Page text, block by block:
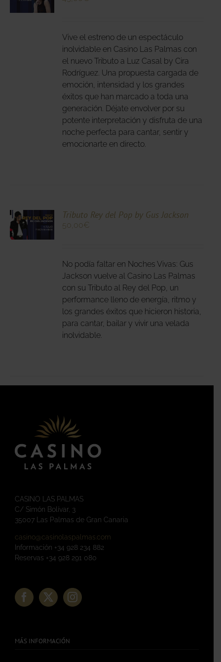
Vive el estreno de un espectáculo
inolvidable en Casino Las Palmas con
el nuevo Tributo a Luz Casal by Cira
Rodríguez. Una propuesta cargada de
emoción, intensidad y los grandes
éxitos que han marcado a toda una
generación. Déjate envolver por su
potente interpretación y disfruta de una
noche perfecta para cantar, sentir y
emocionarte en directo.
Tributo Rey del Pop by Gus Jackson
50,00€
No podía faltar en Noches Vivas: Gus
Jackson vuelve al Casino Las Palmas
con su Tributo al Rey del Pop, un
performance lleno de energía, ritmo y
los grandes éxitos que hicieron historia,
para cantar, bailar y vivir una velada
inolvidable.
CASINO LAS PALMAS
C/ Simón Bolívar, 3
35007 Las Palmas de Gran Canaria
casino@casinolaspalmas.com
Información +34 928 234 882
Reservas +34 928 291 080
MÁS INFORMACIÓN